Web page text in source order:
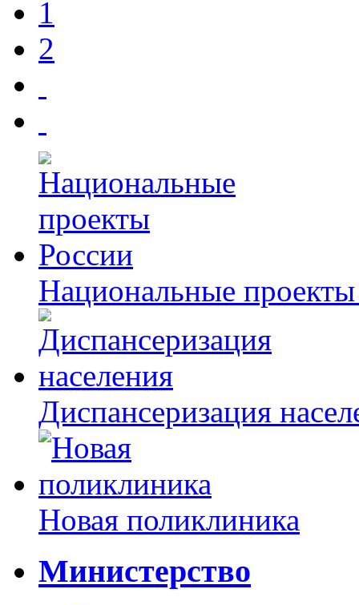
1
2
Национальные
Диспансеризация
Новая поликлиника
Министерство